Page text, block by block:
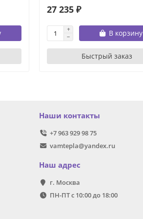
27 235 ₽
В корзину
Быстрый заказ
Наши контакты
+7 963 929 98 75
vamtepla@yandex.ru
Наш адрес
г. Москва
ПН-ПТ с 10:00 до 18:00